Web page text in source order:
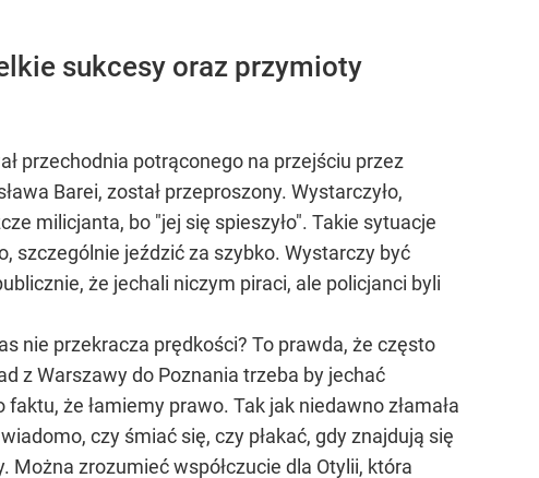
sukcesy oraz przymioty
przechodnia potrąconego na przejściu przez
Barei, został przeproszony. Wystarczyło,
milicjanta, bo "jej się spieszyło". Takie sytuacje
szczególnie jeździć za szybko. Wystarczy być
że jechali niczym piraci, ale policjanci byli
nie przekracza prędkości? To prawda, że często
z Warszawy do Poznania trzeba by jechać
że łamiemy prawo. Tak jak niedawno złamała
czy śmiać się, czy płakać, gdy znajdują się
Można zrozumieć współczucie dla Otylii, która